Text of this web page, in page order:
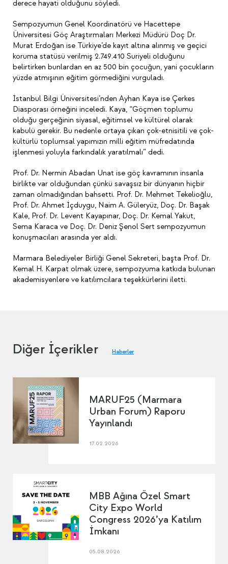
derece hayati olduğunu söyledi.
Sempozyumun Genel Koordinatörü ve Hacettepe
Üniversitesi Göç Araştırmaları Merkezi Müdürü Doç Dr.
Murat Erdoğan ise Türkiye’de kayıt altına alınmış ve geçici
koruma statüsü verilmiş 2.749.410 Suriyeli olduğunu
belirtirken bunlardan en az 500 bin çocuğun, yani çocukların
yüzde atmışının eğitim görmediğini vurguladı.
İstanbul Bilgi Üniversitesi’nden Ayhan Kaya ise Çerkes
Diasporası örneğini inceledi. Kaya, “Göçmen toplumu
olduğu gerçeğinin siyasal, eğitimsel ve kültürel olarak
kabulü gerekir. Bu nedenle ortaya çıkan çok-etnisitili ve çok-
kültürlü toplumsal yapımızın milli eğitim müfredatında
işlenmesi yoluyla farkındalık yaratılmalı” dedi.
Prof. Dr. Nermin Abadan Unat ise göç kavramının insanla
birlikte var olduğundan çünkü savaşsız bir dünyanın hiçbir
zaman olmadığından bahsetti. Prof. Dr. Mehmet Tekelioğlu,
Prof. Dr. Ahmet İçduygu, Naim A. Güleryüz, Doç. Dr. Başak
Kale, Prof. Dr. Levent Kayapınar, Doç. Dr. Kemal Yakut,
Sema Karaca ve Doç. Dr. Deniz Şenol Sert sempozyumun
konuşmacıları arasında yer aldı.
Marmara Belediyeler Birliği Genel Sekreteri, başta Prof. Dr.
Kemal H. Karpat olmak üzere, sempozyuma katkıda bulunan
akademisyenlere ve katılımcılara teşekkürlerini iletti.
Diğer İçerikler Haberler
MARUF25 (Marmara
Urban Forum) Raporu
Yayınlandı
17.02.2026
MBB Ağına Özel Smart
City Expo World
Congress 2026’ya Katılım
İmkanı
05.08.2026